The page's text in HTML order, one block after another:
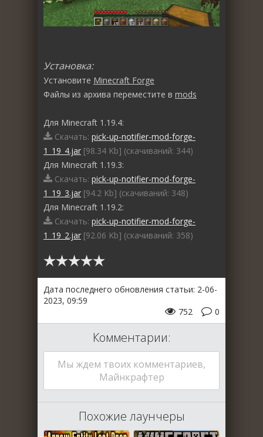
Установка:
Установите Minecraft Forge
Файлы из архива переместите в mods
Для Minecraft 1.19.4:
Скачать: pick-up-notifier-mod-forge-
1_19_4.jar [98.34 Kb] (cкачиваний: 344)
Для Minecraft 1.19.3:
Скачать: pick-up-notifier-mod-forge-
1_19_3.jar [94.2 Kb] (cкачиваний: 348)
Для Minecraft 1.19.2:
Скачать: pick-up-notifier-mod-forge-
1_19_2.jar [92.06 Kb] (cкачиваний: 358)
Дата последнего обновления статьи: 2-06-
2023, 09:59
0
752
Комментарии:
Мы ждем твоих комментариев,
Майнкрафтер
Похожие лаунчеры